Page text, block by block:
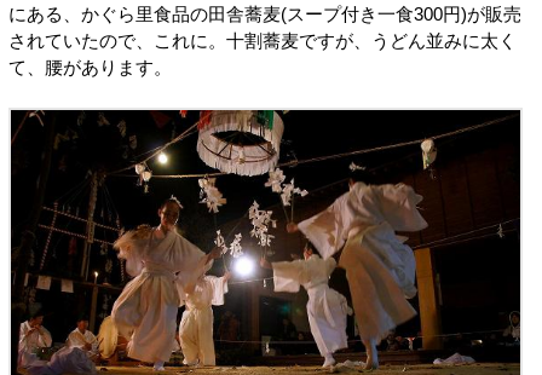
にある、かぐら里食品の田舎蕎麦(スープ付き一食300円)が販売
されていたので、これに。十割蕎麦ですが、うどん並みに太く
て、腰があります。